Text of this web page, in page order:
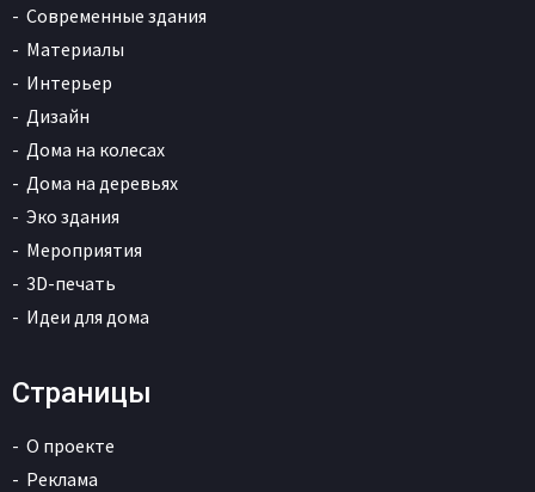
Современные здания
Материалы
Интерьер
Дизайн
Дома на колесах
Дома на деревьях
Эко здания
Мероприятия
3D-печать
Идеи для дома
Страницы
О проекте
Реклама